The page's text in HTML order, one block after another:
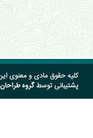
کلیه حقوق مادی و معنوی
پشتیبانی توسطگروه